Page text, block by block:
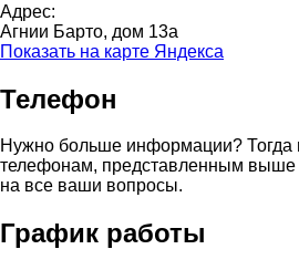
Адрес:
Агнии Барто, дом 13а
Показать на карте Яндекса
Телефон
Нужно больше информации? Тогда
телефонам, представленным выше
на все ваши вопросы.
График работы